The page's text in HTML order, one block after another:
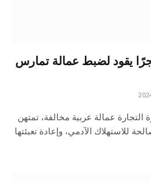
كمين الـ3 فجرًا يقود لضبط عمالة تمارس
التجارة عمالة عربية مخالفة، تمتهن
للاستهلاك الآدمي، وإعادة تعبئتها